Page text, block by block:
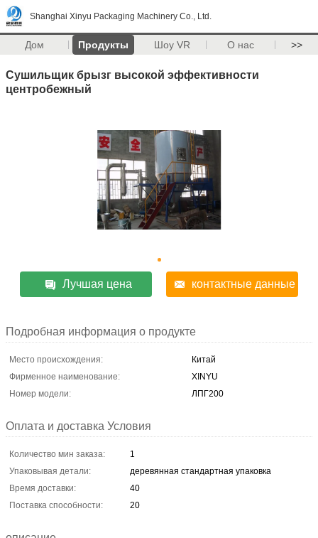
Shanghai Xinyu Packaging Machinery Co., Ltd.
Дом Продукты Шоу VR О нас >>
Сушильщик брызг высокой эффективности
центробежный
Лучшая цена контактные данные
Подробная информация о продукте
Место происхождения:
Китай
Фирменное наименование:
XINYU
Номер модели:
ЛПГ200
Оплата и доставка Условия
Количество мин заказа:
1
Упаковывая детали:
деревянная стандартная упаковка
Время доставки:
40
Поставка способности:
20